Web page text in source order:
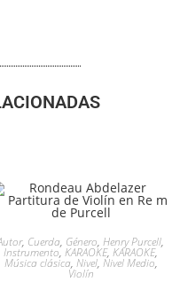
, Cuerda, Género, Henry Purcell,
Instrumento, KARAOKE, KARAOKE,
Música clásica, Nivel, Nivel Medio,
Violín